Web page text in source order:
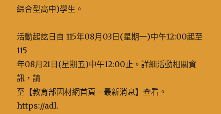
綜合型高中)學生。
活動起訖日自 115年08月03日(星期一)中午12:00起至
115
年08月21日(星期五)中午12:00止。詳細活動相關資
訊，請
至【教育部因材網首頁－最新消息】查看。
https://adl.